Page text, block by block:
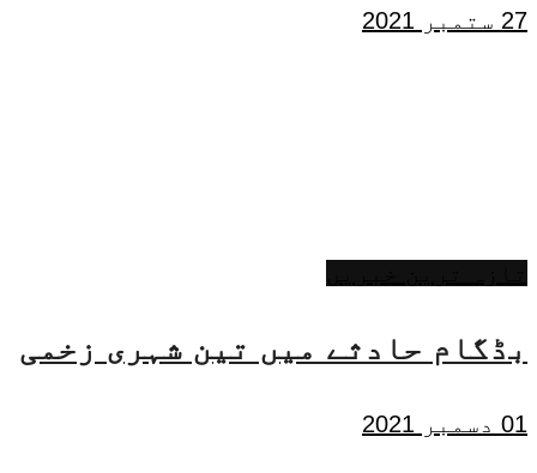
27 ستمبر 2021
بڈگام حادثے میں تین شہری زخمی
01 دسمبر 2021